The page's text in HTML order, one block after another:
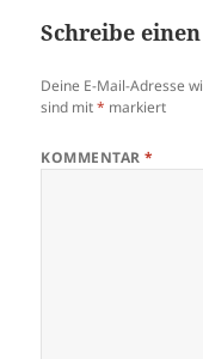
Schreibe
Deine E-Mail-Adresse
sind mit* markiert
KOMMENTAR*